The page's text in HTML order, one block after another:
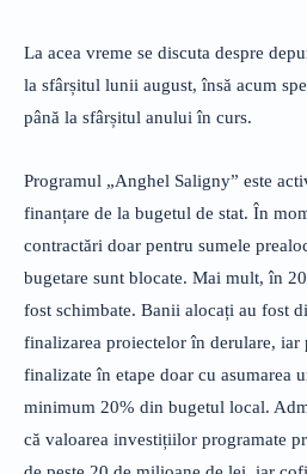
La acea vreme se discuta despre
la sfârșitul lunii august, însă acum
până la sfârșitul anului în curs.
Programul „Anghel Saligny” este
finanțare de la bugetul de stat. În
contractări doar pentru sumele
bugetare sunt blocate. Mai mult, în
fost schimbate. Banii alocați au fost
finalizarea proiectelor în derulare,
finalizate în etape doar cu asumarea
minimum 20% din bugetul local.
că valoarea investițiilor programate